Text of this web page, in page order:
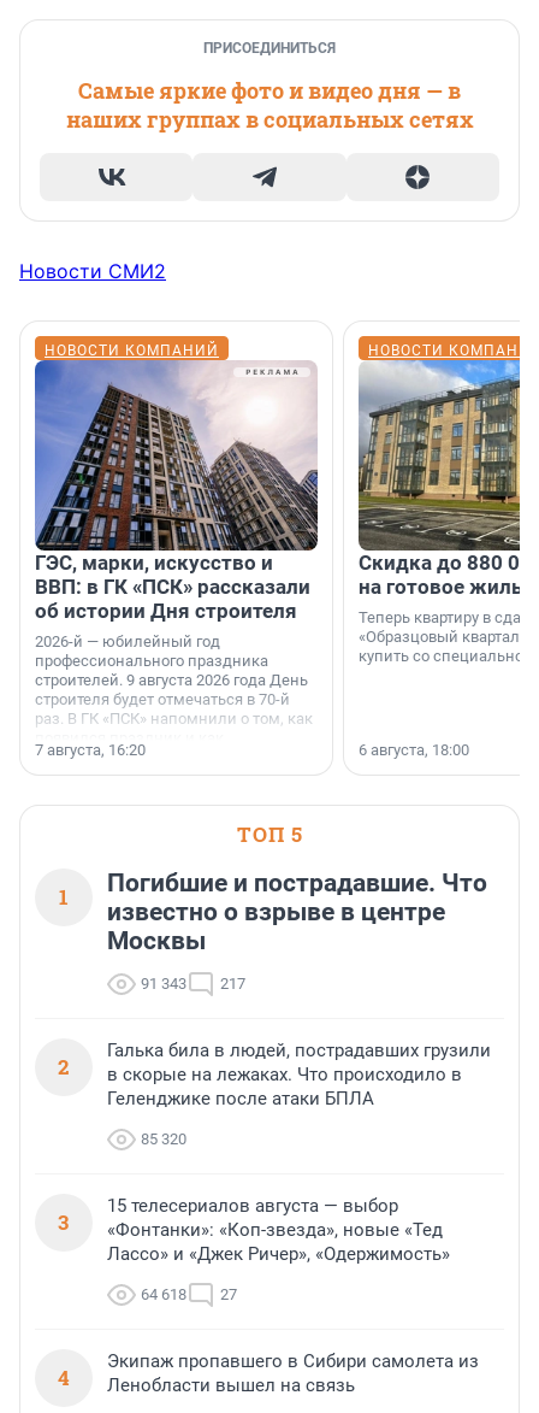
ПРИСОЕДИНИТЬСЯ
Самые яркие фото и видео дня — в
наших группах в социальных сетях
Новости СМИ2
НОВОСТИ КОМПАНИЙ
ГЭС, марки, искусство и
ВВП: в ГК «ПСК» рассказали
об истории Дня строителя
2026-й — юбилейный год
профессионального праздника
строителей. 9 августа 2026 года День
строителя будет отмечаться в 70-й
раз. В ГК «ПСК» напомнили о том, как
поменялась роль строительства.
7 августа, 16:20
НОВОСТИ
Скидка до 880
на готовое
Теперь квартиру в
«Образцовый квартал
купить со специальной
6 августа, 18:00
ТОП 5
1
Погибшие и пострадавшие. Что
известно о взрыве в центре
Москвы
91 343 217
2
Галька била в людей, пострадавших грузили
в скорые на лежаках. Что происходило в
Геленджике после атаки БПЛА
85 320
3
15 телесериалов августа — выбор
«Фонтанки»: «Коп-звезда», новые «Тед
Лассо» и «Джек Ричер», «Одержимость»
64 618 27
4
Экипаж пропавшего в Сибири самолета из
Ленобласти вышел на связь